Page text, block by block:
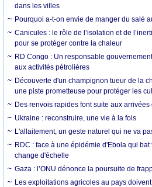
dans les villes
Pourquoi a-t-on envie de manger du salé
Canicules : le rôle de l’isolation et de
pour se protéger contre la chaleur
RD Congo : Un responsable
aux activités pétrolières
Découverte d'un champignon tueur de la
une piste prometteuse pour protéger les
Des renvois rapides font suite aux
Ukraine : reconstruire, une vie à la fois
L'allaitement, un geste naturel qui ne va
RDC : face à une épidémie d'Ebola qui
change d'échelle
Gaza : l’ONU dénonce la poursuite de
Les exploitations agricoles au pays